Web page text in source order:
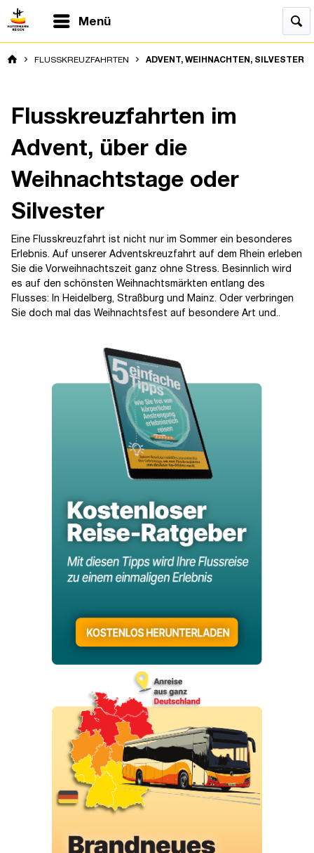
Menü
FLUSSKREUZFAHRTEN ADVENT, WEIHNACHTEN, SILVESTER
Flusskreuzfahrten im
Advent, über die
Weihnachtstage oder
Silvester
Eine Flusskreuzfahrt ist nicht nur im Sommer ein besonderes
Erlebnis. Auf unserer Adventskreuzfahrt auf dem Rhein erleben
Sie die Vorweihnachtszeit ganz ohne Stress. Besinnlich wird
es auf den schönsten Weihnachtsmärkten entlang des
Flusses: In Heidelberg, Straßburg und Mainz. Oder verbringen
Sie doch mal das Weihnachtsfest auf besondere Art und..